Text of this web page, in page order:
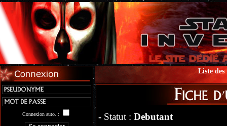
Connexion auto. :
Liste des
-Statut : Debutant